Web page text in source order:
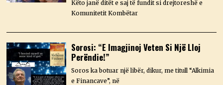
Këto janë ditët e saj të fundit si drejtoreshë e
Komunitetit Kombëtar
Sorosi: “E Imagjinoj Veten Si Një Lloj
Perëndie!”
Soros ka botuar një libër, dikur, me titull “Alkimia
e Financave”, në